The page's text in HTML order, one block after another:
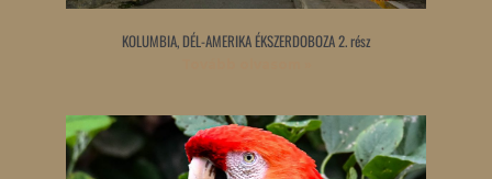
KOLUMBIA, DÉL-AMERIKA ÉKSZERDOBOZA 2. rész